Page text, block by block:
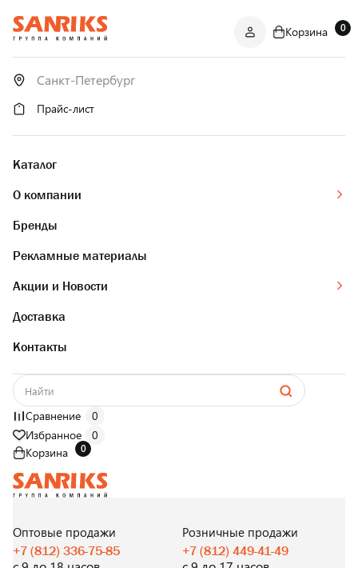
ОПТОМ
И В РОЗНИЦУ
Корзина 0
Прайс-лист
Каталог
О компании
Бренды
Рекламные материалы
Акции и Новости
Доставка
Контакты
Сравнение
0
Избранное
0
Корзина
0
И В РОЗНИЦУ
Оптовые продажи
+7 (812) 336-75-85
Розничные продажи
+7 (812) 449-41-49